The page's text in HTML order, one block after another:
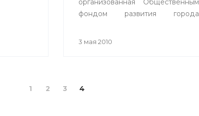
организованная Общественным
фондом развития города
3 мая 2010
1 2 3 4